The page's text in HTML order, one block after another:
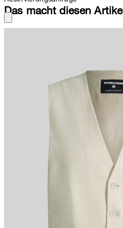
Das macht diesen